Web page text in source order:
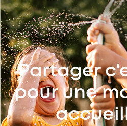
Partager
pour une